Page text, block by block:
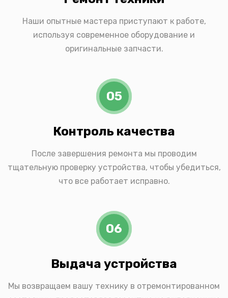
Наши опытные мастера приступают к работе,
используя современное оборудование и
оригинальные запчасти.
05
Контроль качества
После завершения ремонта мы проводим
тщательную проверку устройства, чтобы убедиться,
что все работает исправно.
06
Выдача устройства
Мы возвращаем вашу технику в отремонтированном